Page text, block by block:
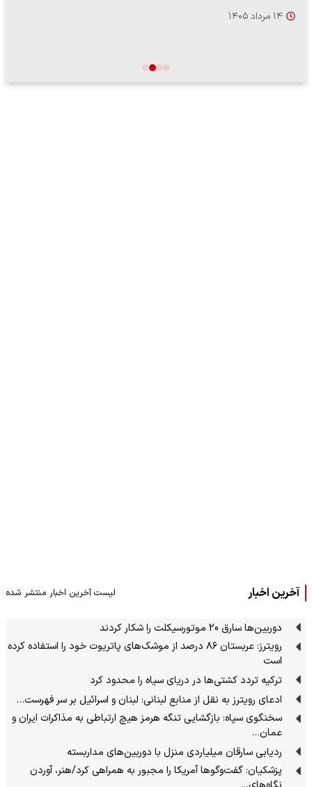
۱۴ مرداد ۱۴۰۵
آخرین اخبار لیست آخرین اخبار منتشر شده
دوربین‌ها سارق 20 موتورسیکلت را شکار کردند
رویترز: عربستان ۸۶ درصد از موشک‌های پاتریوت خود را استفاده کرده
است
ترکیه تردد کشتی‌ها در دریای سیاه را محدود کرد
ادعای رویترز به نقل از منابع لبنانی: لبنان و اسرائیل بر سر فهرست…
سخنگوی سپاه: بازگشایی تنگه هرمز هیچ ارتباطی به مذاکرات ایران و
عمان…
ردیابی سارقان میلیاردی منزل با دوربین‌های مداربسته
پزشکیان: گفت‌وگوها آمریکا را مجبور به همراهی کرد/هنر، آوردن